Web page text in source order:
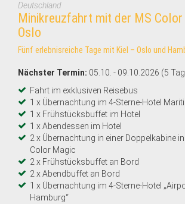
Deutschland
Minikreuzfahrt mit der MS Color
Oslo
Fünf erlebnisreiche Tage mit Kiel – Oslo und
Nächster Termin: 05.10. - 09.10.2026 (5
Fahrt im exklusiven Reisebus
1 x Übernachtung im 4-Sterne-Hotel
1 x Frühstücksbuffet im Hotel
1 x Abendessen im Hotel
2 x Übernachtung in einer Doppelkabine
Color Magic
2 x Frühstücksbuffet an Bord
2 x Abendbuffet an Bord
1 x Übernachtung im 4-Sterne-Hotel
Hamburg“